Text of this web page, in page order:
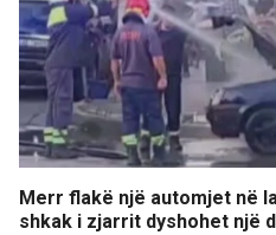
Merr flakë një automjet në
shkak i zjarrit dyshohet një